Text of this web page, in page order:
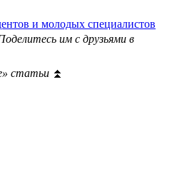
и молодых специалистов
им с друзьями в
статьи ⏫